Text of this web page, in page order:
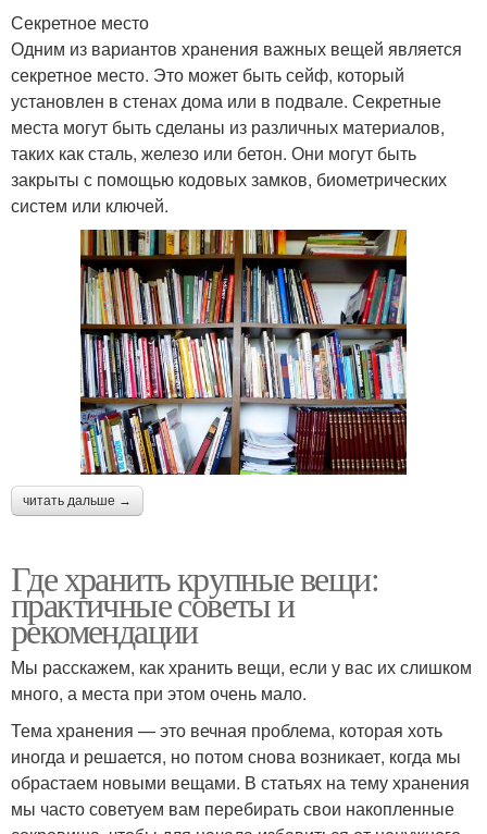
Секретное место
Одним из вариантов хранения важных вещей является
секретное место. Это может быть сейф, который
установлен в стенах дома или в подвале. Секретные
места могут быть сделаны из различных материалов,
таких как сталь, железо или бетон. Они могут быть
закрыты с помощью кодовых замков, биометрических
систем или ключей.
читать дальше →
Где хранить крупные вещи:
практичные советы и
рекомендации
Мы расскажем, как хранить вещи, если у вас их слишком
много, а места при этом очень мало.
Тема хранения — это вечная проблема, которая хоть
иногда и решается, но потом снова возникает, когда мы
обрастаем новыми вещами. В статьях на тему хранения
мы часто советуем вам перебирать свои накопленные